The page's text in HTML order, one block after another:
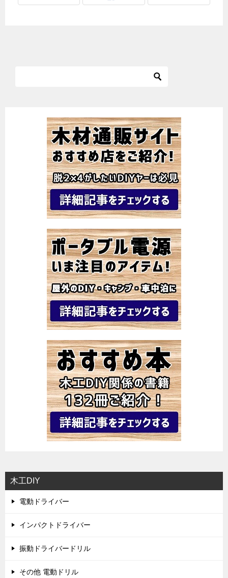
木工DIY
電動ドライバー
インパクトドライバー
振動ドライバードリル
その他 電動ドリル